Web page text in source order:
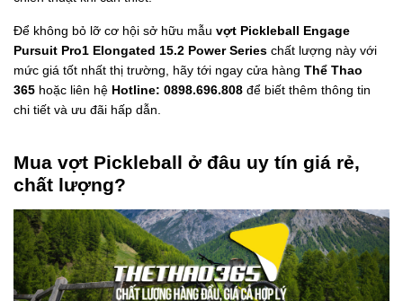
Để không bỏ lỡ cơ hội sở hữu mẫu vợt Pickleball Engage
Pursuit Pro1 Elongated 15.2 Power Series chất lượng này với
mức giá tốt nhất thị trường, hãy tới ngay cửa hàng Thể Thao
365 hoặc liên hệ Hotline: 0898.696.808 để biết thêm thông tin
chi tiết và ưu đãi hấp dẫn.
Mua vợt Pickleball ở đâu uy tín giá rẻ,
chất lượng?